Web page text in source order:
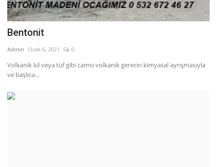
Bentonit
Admin Ocak 6, 2021 0
Volkanik kil veya tüf gibi camsı volkanik gerecin kimyasal ayrışmasıyla
ve başlıca...